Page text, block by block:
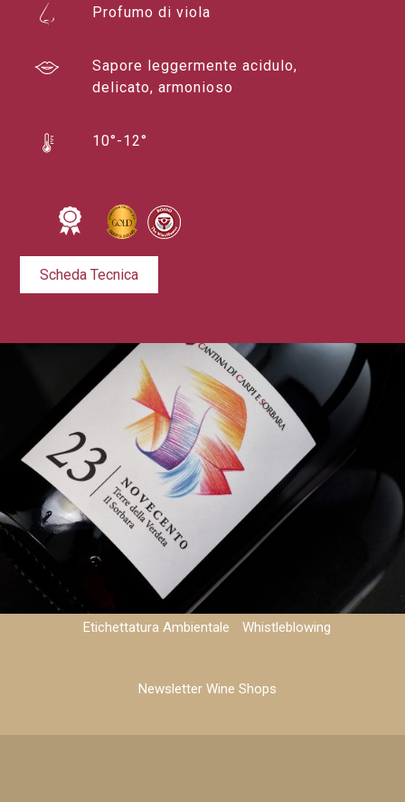
Profumo di viola
Sapore leggermente acidulo,
delicato, armonioso
10°-12°
Scheda Tecnica
Privacy e Cookie Policy
Etichettatura Ambientale
Whistleblowing
Newsletter Wine Shops